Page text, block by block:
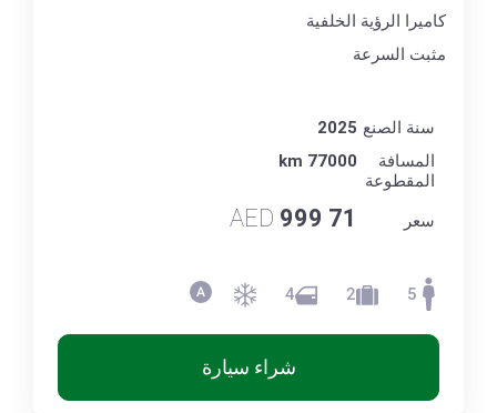
كاميرا الرؤية الخلفية
مثبت السرعة
سنة الصنع 2025
المسافة
المقطوعة
77000 km
سعر 71 999
AED
5
2
4
شراء سيارة